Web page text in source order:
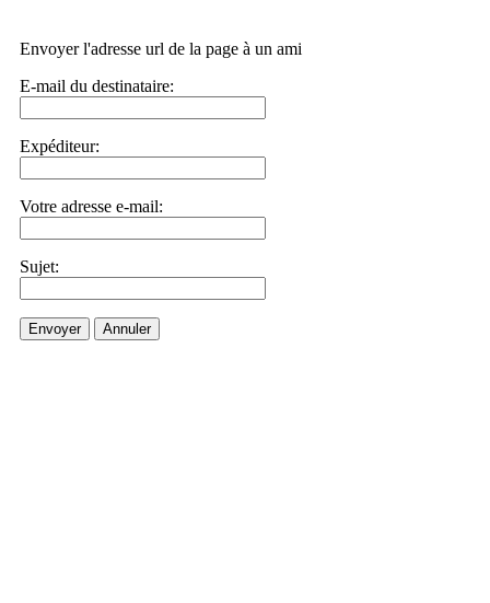
Envoyer l'adresse url de la page à un ami
E-mail du destinataire:
Expéditeur:
Votre adresse e-mail:
Sujet:
Envoyer Annuler